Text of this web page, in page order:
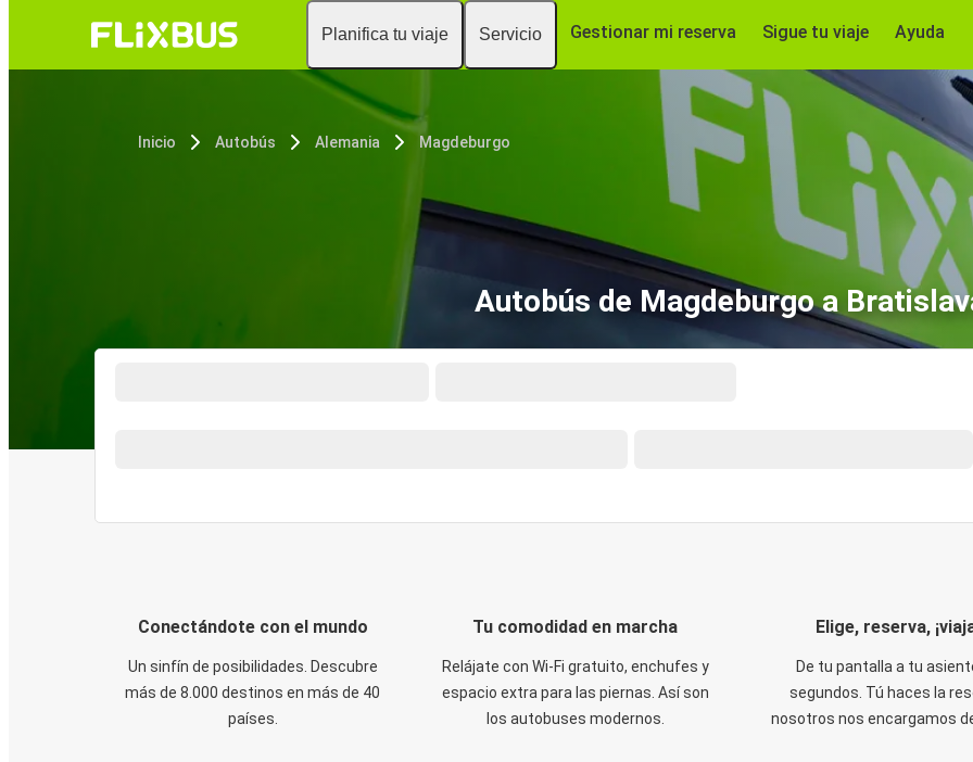
Planifica tu viaje Servicio Gestionar mi reserva Sigue tu viaje Ayuda
Inicio Autobús Alemania Magdeburgo
Autobús de Magdeburgo a
Conectándote con el mundo
Un sinfín de posibilidades. Descubre
más de 8.000 destinos en más de 40
países.
Tu comodidad en marcha
Relájate con Wi-Fi gratuito, enchufes y
espacio extra para las piernas. Así son
los autobuses modernos.
Elige, reserva,
De tu pantalla a tu
segundos. Tú haces la
nosotros nos encargamos